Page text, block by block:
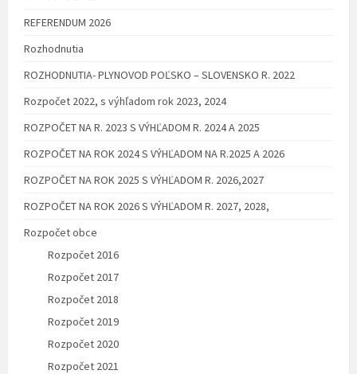
REFERENDUM 2026
Rozhodnutia
ROZHODNUTIA- PLYNOVOD POĽSKO – SLOVENSKO R. 2022
Rozpočet 2022, s výhľadom rok 2023, 2024
ROZPOČET NA R. 2023 S VÝHĽADOM R. 2024 A 2025
ROZPOČET NA ROK 2024 S VÝHĽADOM NA R.2025 A 2026
ROZPOČET NA ROK 2025 S VÝHĽADOM R. 2026,2027
ROZPOČET NA ROK 2026 S VÝHĽADOM R. 2027, 2028,
Rozpočet obce
Rozpočet 2016
Rozpočet 2017
Rozpočet 2018
Rozpočet 2019
Rozpočet 2020
Rozpočet 2021